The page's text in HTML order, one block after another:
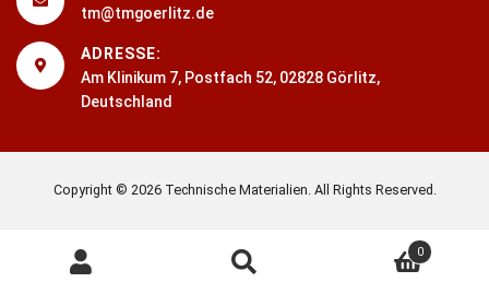
tm@tmgoerlitz.de
ADRESSE:
Am Klinikum 7, Postfach 52, 02828 Görlitz,
Deutschland
0
Copyright © 2026 Technische Materialien. All Rights Reserved.